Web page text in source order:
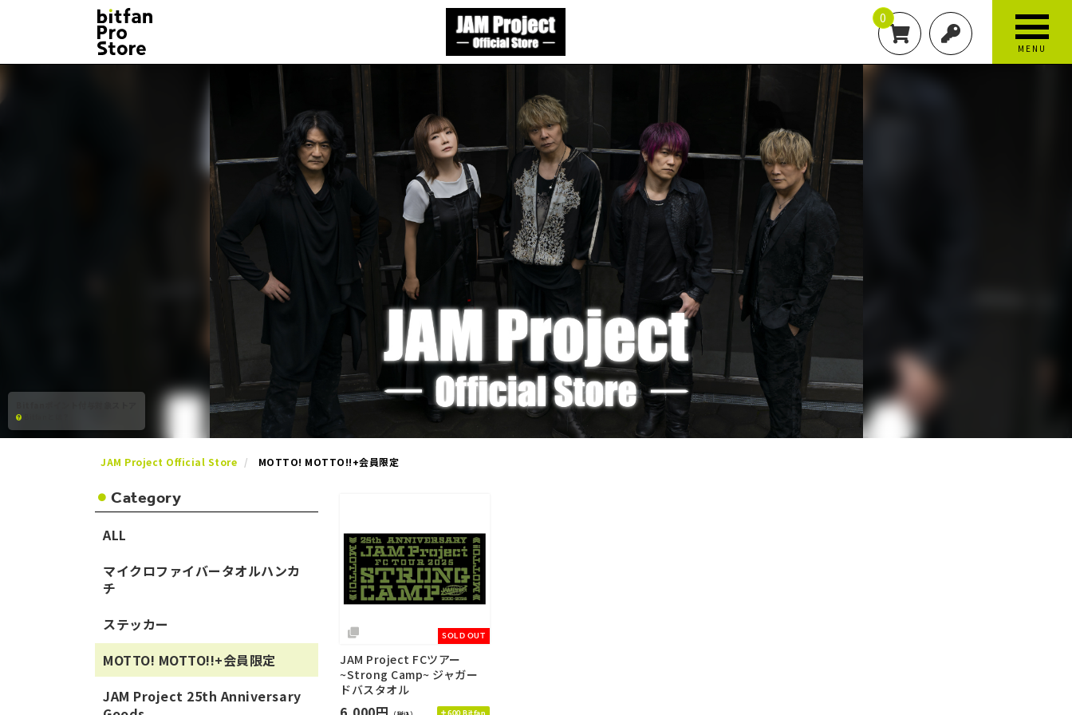
0
MENU
JAM Project Official Store MOTTO! MOTTO!!+会員限定
SOLD OUT
JAM Project FCツアー
~Strong Camp~ ジャガー
ドバスタオル
Category
ALL
マイクロファイバータオルハンカ
チ
​ステッカー
MOTTO! MOTTO!!+会員限定
JAM Project 25th Anniversary